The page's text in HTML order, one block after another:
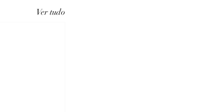
Ver tudo